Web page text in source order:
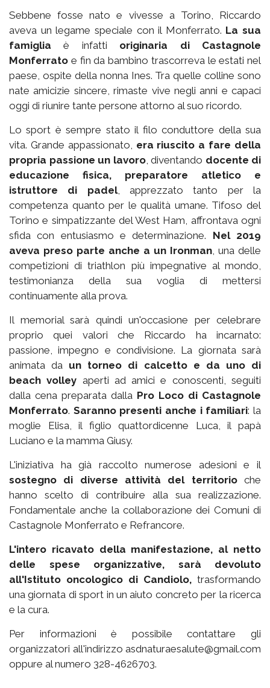
Sebbene fosse nato e vivesse a Torino, Riccardo
aveva un legame speciale con il Monferrato. La sua
famigliaè infatti originaria di Castagnole
Monferrato e fin da bambino trascorreva le estati nel
paese, ospite della nonna Ines. Tra quelle colline sono
nate amicizie sincere, rimaste vive negli anni e capaci
oggi di riunire tante persone attorno al suo ricordo.
Lo sport è sempre stato il filo conduttore della sua
vita. Grande appassionato, era riuscito a fare della
propria passione un lavoro, diventando docente di
educazione fisica, preparatore atletico e
istruttore di padel, apprezzato tanto per la
competenza quanto per le qualità umane. Tifoso del
Torino e simpatizzante del West Ham, affrontava ogni
sfida con entusiasmo e determinazione. Nel 2019
aveva preso parte anche a un Ironman, una delle
competizioni di triathlon più impegnative al mondo,
testimonianza della sua voglia di mettersi
continuamente alla prova.
Il memorial sarà quindi un'occasione per celebrare
proprio quei valori che Riccardo ha incarnato:
passione, impegno e condivisione. La giornata sarà
animata da un torneo di calcetto e da uno di
beach volley aperti ad amici e conoscenti, seguiti
dalla cena preparata dalla Pro Loco di Castagnole
Monferrato. Saranno presenti anche i familiari: la
moglie Elisa, il figlio quattordicenne Luca, il papà
Luciano e la mamma Giusy.
L'iniziativa ha già raccolto numerose adesioni e il
sostegno di diverse attività del territorioche
hanno scelto di contribuire alla sua realizzazione.
Fondamentale anche la collaborazione dei Comuni di
Castagnole Monferrato e Refrancore.
L'intero ricavato della manifestazione, al netto
delle spese organizzative, sarà devoluto
all'Istituto oncologico di Candiolo, trasformando
una giornata di sport in un aiuto concreto per la ricerca
e la cura.
Per informazioni è possibile contattare gli
organizzatori all'indirizzo asdnaturaesalute@gmail.com
oppure al numero 328-4626703.